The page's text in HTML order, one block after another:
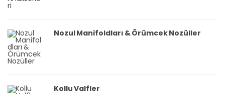
Nozul Manifoldları & Örümcek Nozüller
Kollu Valfler